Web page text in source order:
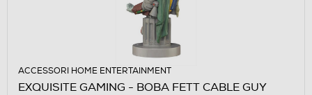
ACCESSORI HOME ENTERTAINMENT
EXQUISITE GAMING - BOBA FETT CABLE GUY